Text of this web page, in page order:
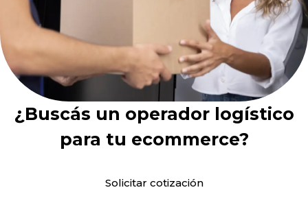
¿Buscás un operador logístico
para tu ecommerce?
Solicitar cotización